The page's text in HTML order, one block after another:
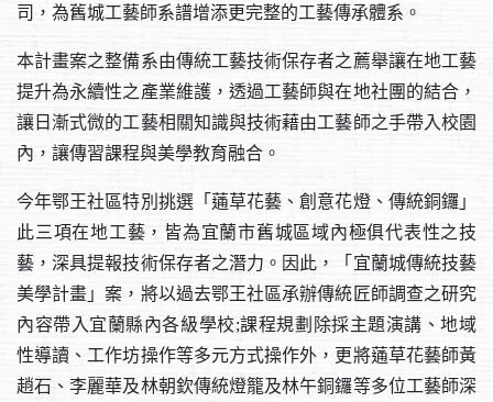
司，為舊城工藝師系譜增添更完整的工藝傳承體系。
本計畫案之整備系由傳統工藝技術保存者之薦舉讓在地工藝
提升為永續性之產業維護，透過工藝師與在地社團的結合，
讓日漸式微的工藝相關知識與技術藉由工藝師之手帶入校園
內，讓傳習課程與美學教育融合。
今年鄂王社區特別挑選「蓪草花藝、創意花燈、傳統銅鑼」
此三項在地工藝，皆為宜蘭市舊城區域內極俱代表性之技
藝，深具提報技術保存者之潛力。因此，「宜蘭城傳統技藝
美學計畫」案，將以過去鄂王社區承辦傳統匠師調查之研究
內容帶入宜蘭縣內各級學校;課程規劃除採主題演講、地域
性導讀、工作坊操作等多元方式操作外，更將蓪草花藝師黃
趙石、李麗華及林朝欽傳統燈籠及林午銅鑼等多位工藝師深